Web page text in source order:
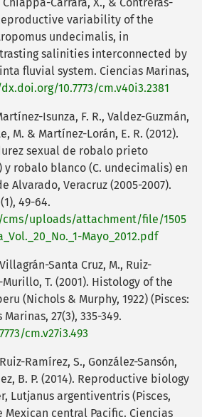
variability of the
undecimalis, in
salinities interconnected by
fluvial system. Ciencias Marinas,
10.7773/cm.v40i3.2381
Isunza, F. R., Valdez-Guzmán,
M. & Martínez-Lorán, E. R. (2012).
sexual de robalo prieto
y robalo blanco (C. undecimalis) en
Alvarado, Veracruz (2005-2007).
49-64.
uploads/attachment/file/1505
Mayo_2012.pdf
Santa Cruz, M., Ruiz-
T. (2001). Histology of the
(Nichols & Murphy, 1922) (Pisces:
27(3), 335-349.
cm.v27i3.493
Ramírez, S., González-Sansón,
B. P. (2014). Reproductive biology
Lutjanus argentiventris (Pisces,
central Pacific. Ciencias